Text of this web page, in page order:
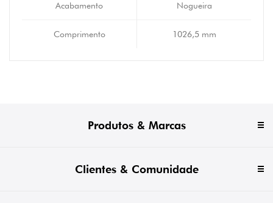
Acabamento Nogueira
Comprimento 1026,5 mm
Produtos & Marcas
Clientes & Comunidade